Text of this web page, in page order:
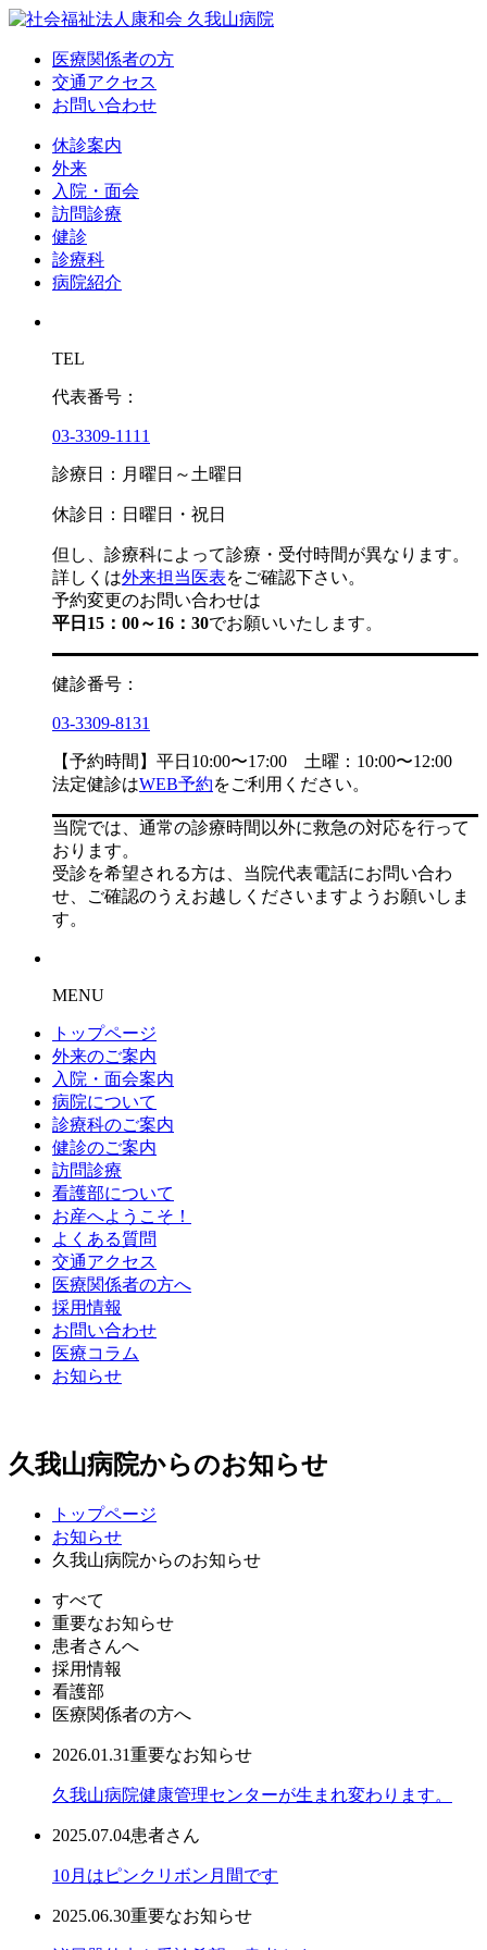
医療関係者の方
交通アクセス
お問い合わせ
休診案内
外来
入院・面会
訪問診療
健診
診療科
病院紹介
TEL
代表番号：
03-3309-1111
診療日：月曜日～土曜日
休診日：日曜日・祝日
但し、診療科によって診療・受付時間が異なります。
詳しくは外来担当医表をご確認下さい。
予約変更のお問い合わせは
平日15：00～16：30でお願いいたします。
健診番号：
03-3309-8131
【予約時間】平日10:00〜17:00 土曜：10:00〜12:00
法定健診はWEB予約をご利用ください。
当院では、通常の診療時間以外に救急の対応を行って
おります。
受診を希望される方は、当院代表電話にお問い合わ
せ、ご確認のうえお越しくださいますようお願いしま
す。
MENU
トップページ
外来のご案内
入院・面会案内
病院について
診療科のご案内
健診のご案内
訪問診療
看護部について
お産へようこそ！
よくある質問
交通アクセス
医療関係者の方へ
採用情報
お問い合わせ
医療コラム
お知らせ
久我山病院からのお知らせ
トップページ
お知らせ
久我山病院からのお知らせ
すべて
重要なお知らせ
患者さんへ
採用情報
看護部
医療関係者の方へ
2026.01.31重要なお知らせ
久我山病院健康管理センターが生まれ変わります。
2025.07.04患者さん
10月はピンクリボン月間です
2025.06.30重要なお知らせ